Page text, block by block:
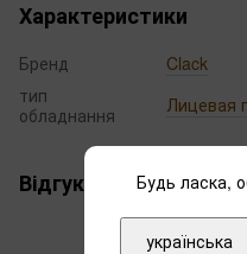
Характеристики
Бренд
Clack
тип
обладнання
Лицевая
Відгуки Будь ласка,
українська